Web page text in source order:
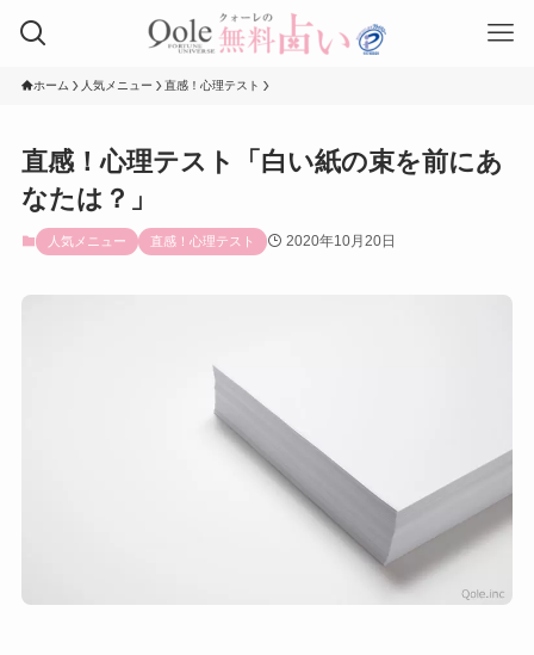
ホーム 人気メニュー 直感！心理テスト
直感！心理テスト「白い紙の束を前にあ
なたは？」
人気メニュー 直感！心理テスト 2020年10月20日